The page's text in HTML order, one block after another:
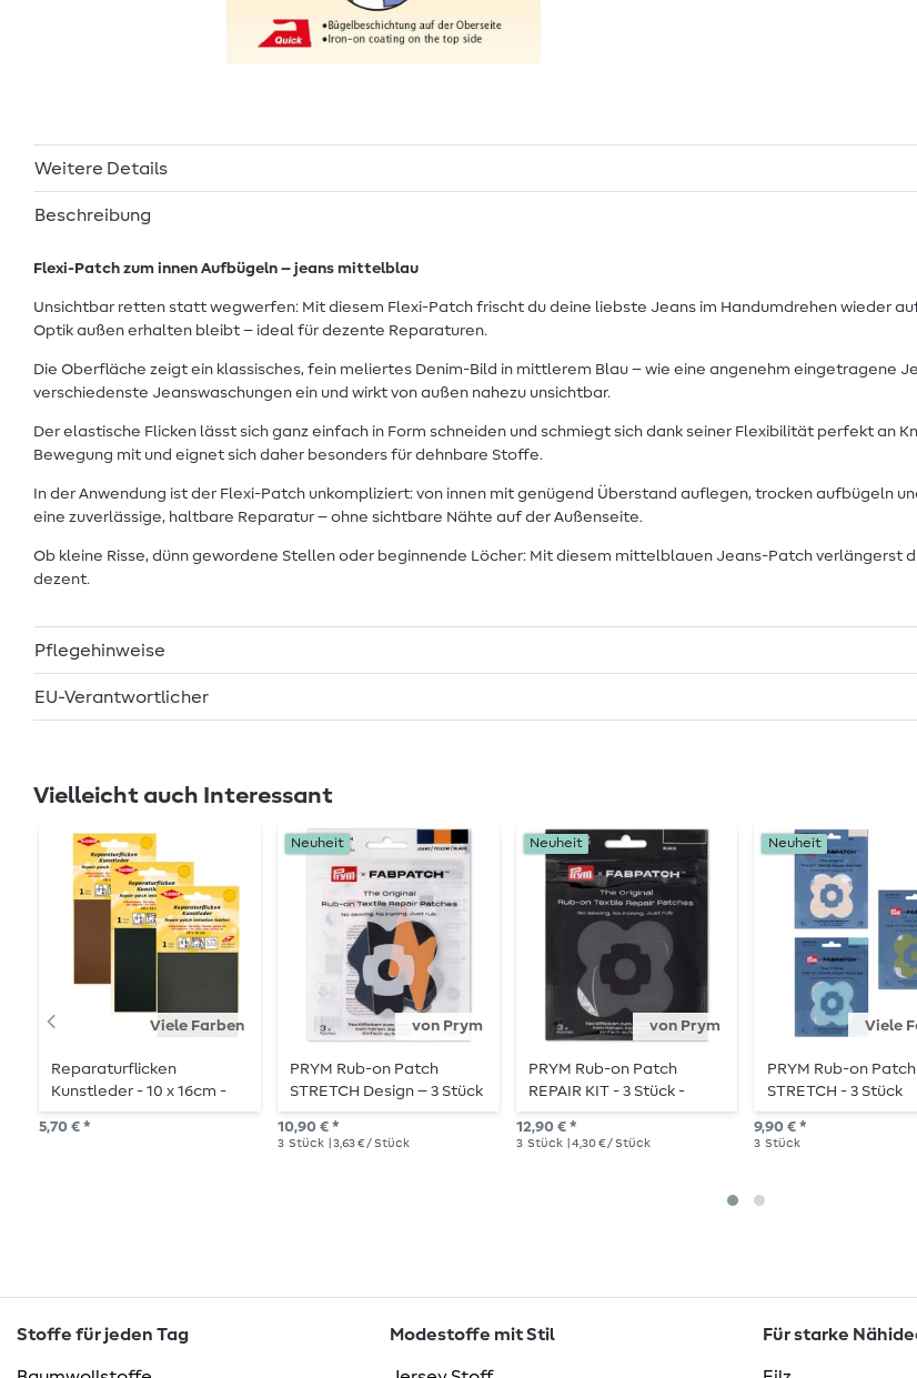
Weitere Details
Beschreibung
Flexi-Patch zum innen Aufbügeln – jeans mittelblau
Unsichtbar retten statt wegwerfen: Mit diesem Flexi-Patch frischt du deine liebste Jeans im Handumdrehen wieder
Optik außen erhalten bleibt – ideal für dezente Reparaturen.
Die Oberfläche zeigt ein klassisches, fein meliertes Denim-Bild in mittlerem Blau – wie eine angenehm eingetragene
verschiedenste Jeanswaschungen ein und wirkt von außen nahezu unsichtbar.
Der elastische Flicken lässt sich ganz einfach in Form schneiden und schmiegt sich dank seiner Flexibilität perfekt an
Bewegung mit und eignet sich daher besonders für dehnbare Stoffe.
In der Anwendung ist der Flexi-Patch unkompliziert: von innen mit genügend Überstand auflegen, trocken aufbügeln
eine zuverlässige, haltbare Reparatur – ohne sichtbare Nähte auf der Außenseite.
Ob kleine Risse, dünn gewordene Stellen oder beginnende Löcher: Mit diesem mittelblauen Jeans-Patch verlängerst
dezent.
Pflegehinweise
EU-Verantwortlicher
Vielleicht auch Interessant
Viele Farben
Reparaturflicken
Kunstleder - 10 x 16cm -
selbstklebend
5,70 € *
von Prym
Neuheit
PRYM Rub-on Patch
STRETCH Design – 3 Stück
– Wolke/Blitz
10,90 € *
3 Stück | 3,63 € / Stück
von Prym
Neuheit
PRYM Rub-on Patch
REPAIR KIT - 3 Stück -
schwarz
12,90 € *
3 Stück | 4,30 € / Stück
Viele
Neuheit
PRYM Rub-on Patch
STRETCH - 3 Stück
9,90 € *
3 Stück
Stoffe für jeden Tag Modestoffe mit Stil Für starke